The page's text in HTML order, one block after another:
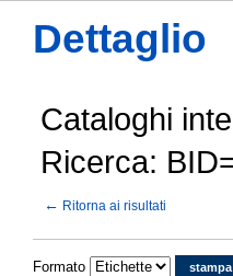
Dettaglio
Cataloghi
Ricerca:
← Ritorna ai risultati
Formato stampa